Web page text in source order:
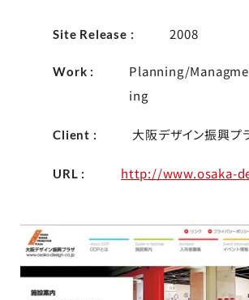
Site Release : 2008
Work :
Planning/
ing
Client : 大阪デザイン振興プ
URL : http://www.osaka-